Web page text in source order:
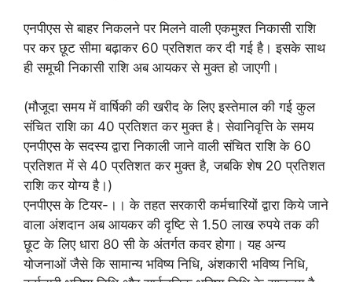
एनपीएस से बाहर निकलने पर मिलने वाली एकमुश्‍त निकासी राशि
पर कर छूट सीमा बढ़ाकर 60 प्रतिशत कर दी गई है। इसके साथ
ही समूची निकासी राशि अब आयकर से मुक्‍त हो जाएगी।
(मौजूदा समय में वार्षिकी की खरीद के लिए इस्‍तेमाल की गई कुल
संचित राशि का 40 प्रतिशत कर मुक्‍त है। सेवानिवृत्ति के समय
एनपीएस के सदस्‍य द्वारा निकाली जाने वाली संचित राशि के 60
प्रतिशत में से 40 प्रतिशत कर मुक्‍त है, जबकि शेष 20 प्रतिशत
राशि कर योग्‍य है।)
एनपीएस के टियर-।। के तहत सरकारी कर्मचारियों द्वारा किये जाने
वाला अंशदान अब आयकर की दृष्टि से 1.50 लाख रुपये तक की
छूट के लिए धारा 80 सी के अंतर्गत कवर होगा। यह अन्‍य
योजनाओं जैसे कि सामान्‍य भविष्‍य निधि, अंशकारी भविष्‍य निधि,